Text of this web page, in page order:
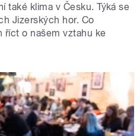
také klima v Česku. Týká se
Jizerských hor. Co
říct o našem vztahu ke